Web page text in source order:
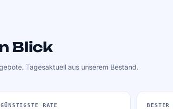
Blick
Tagesaktuell aus unserem Bestand.
GÜNSTIGSTE RATE BESTER